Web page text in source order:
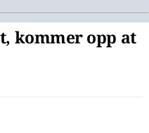
kommer opp at